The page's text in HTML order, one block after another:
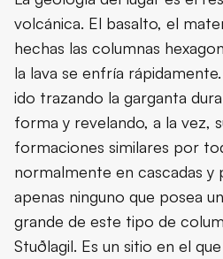
volcánica. El basalto, el
hechas las columnas
la lava se enfría
ido trazando la garganta
forma y revelando, a la vez,
formaciones similares por
normalmente en cascadas y
apenas ninguno que posea
grande de este tipo de
Stuðlagil. Es un sitio en el